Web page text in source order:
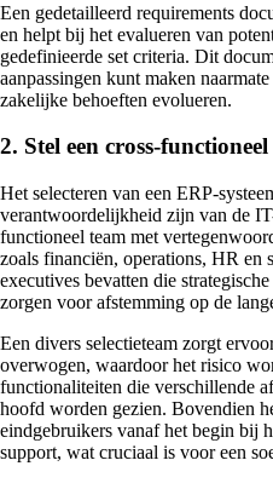
Een gedetailleerd requirements
en helpt bij het evalueren van
gedefinieerde set criteria. Dit
aanpassingen kunt maken
zakelijke behoeften evolueren.
2. Stel een cross-
Het selecteren van een ERP-
verantwoordelijkheid zijn van de
functioneel team met
zoals financiën, operations, HR en
executives bevatten die
zorgen voor afstemming op de
Een divers selectieteam zorgt
overwogen, waardoor het risico
functionaliteiten die verschillende
hoofd worden gezien. Bovendien
eindgebruikers vanaf het begin bij
support, wat cruciaal is voor een